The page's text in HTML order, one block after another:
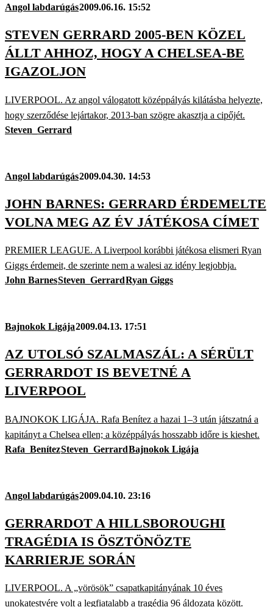
Angol labdarúgás2009.06.16. 15:52
STEVEN GERRARD 2005-BEN KÖZEL
ÁLLT AHHOZ, HOGY A CHELSEA-BE
IGAZOLJON
LIVERPOOL. Az angol válogatott középpályás kilátásba helyezte,
hogy szerződése lejártakor, 2013-ban szögre akasztja a cipőjét.
Steven_Gerrard
Angol labdarúgás2009.04.30. 14:53
JOHN BARNES: GERRARD ÉRDEMELTE
VOLNA MEG AZ ÉV JÁTÉKOSA CÍMET
PREMIER LEAGUE. A Liverpool korábbi játékosa elismeri Ryan
Giggs érdemeit, de szerinte nem a walesi az idény legjobbja.
John BarnesSteven_GerrardRyan Giggs
Bajnokok Ligája2009.04.13. 17:51
AZ UTOLSÓ SZALMASZÁL: A SÉRÜLT
GERRARDOT IS BEVETNÉ A
LIVERPOOL
BAJNOKOK LIGÁJA. Rafa Benítez a hazai 1–3 után játszatná a
kapitányt a Chelsea ellen; a középpályás hosszabb időre is kieshet.
Rafa_BenítezSteven_GerrardBajnokok Ligája
Angol labdarúgás2009.04.10. 23:16
GERRARDOT A HILLSBOROUGHI
TRAGÉDIA IS ÖSZTÖNÖZTE
KARRIERJE SORÁN
LIVERPOOL. A „vörösök” csapatkapitányának 10 éves
unokatestvére volt a legfiatalabb a tragédia 96 áldozata között.